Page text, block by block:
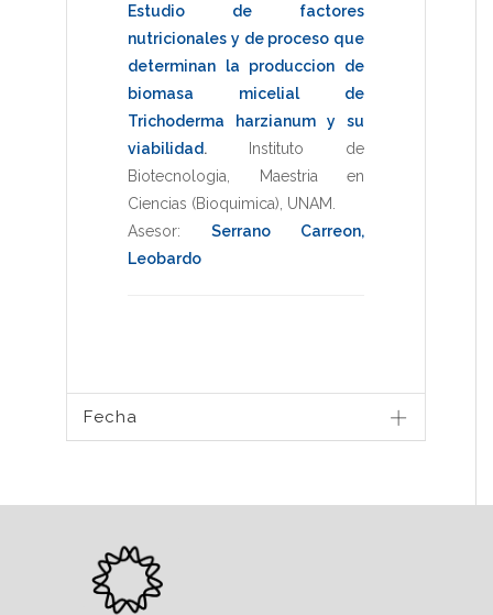
Estudio de factores
nutricionales y de proceso que
determinan la produccion de
biomasa micelial de
Trichoderma harzianum y su
viabilidad.
Instituto de
Biotecnologia
Maestria en
Ciencias (Bioquimica) UNAM
Asesor: Serrano Carreon,
Leobardo
Fecha